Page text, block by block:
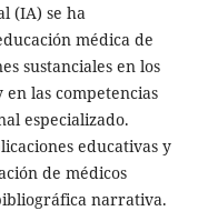
(IA) se ha
médica de
sustanciales en los
las competencias
especializado.
educativas y
de médicos
narrativa.